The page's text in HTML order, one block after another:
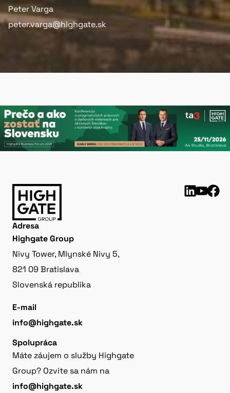
Peter Varga
peter.varga@highgate.sk
Adresa
Highgate Group
Nivy Tower, Mlynské Nivy 5,
821 09 Bratislava
Slovenská republika
E-mail
info@highgate.sk
Spolupráca
Máte záujem o služby Highgate
Group? Ozvite sa nám na
info@highgate.sk